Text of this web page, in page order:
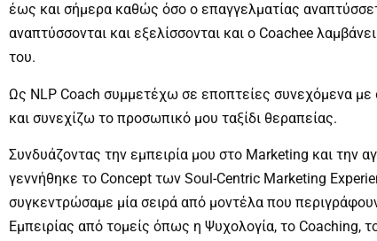
έως και σήμερα καθώς όσο ο επαγγελματίας
αναπτύσσονται και εξελίσσονται και ο Coachee
του.
Ως NLP Coach συμμετέχω σε εποπτείες συνεχόμενα
και συνεχίζω το προσωπικό μου ταξίδι θεραπείας.
Συνδυάζοντας την εμπειρία μου στο Marketing και την
γεννήθηκε το Concept των Soul-Centric Marketing
συγκεντρώσαμε μία σειρά από μοντέλα που
Εμπειρίας από τομείς όπως η Ψυχολογία, το Coaching,